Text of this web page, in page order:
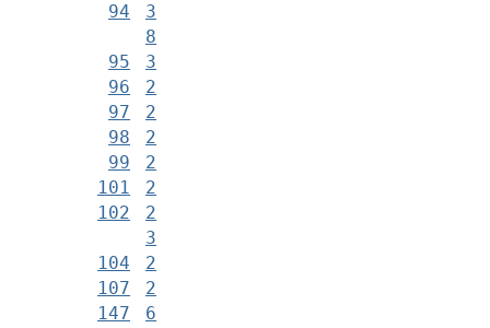
94
3
8
95
3
96
2
97
2
98
2
99
2
101
2
102
2
3
104
2
107
2
147
6